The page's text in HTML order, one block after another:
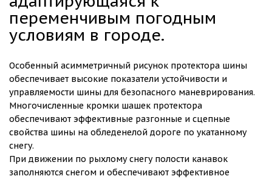
переменчивым погодным
условиям в городе.
Особенный асимметричный рисунок протектора шины
обеспечивает высокие показатели устойчивости и
управляемости шины для безопасного маневрирования.
Многочисленные кромки шашек протектора
обеспечивают эффективные разгонные и сцепные
свойства шины на обледенелой дороге по укатанному
снегу.
При движении по рыхлому снегу полости канавок
заполняются снегом и обеспечивают эффективное